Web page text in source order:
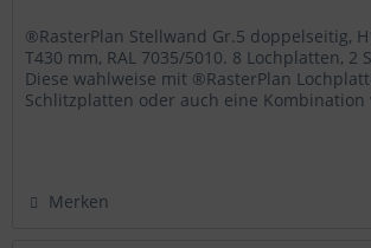
®RasterPlan Stellwand Gr.5 doppelseitig,
T430 mm, RAL 7035/5010. 8 Lochplatten, 2
Diese wahlweise mit ®RasterPlan
Schlitzplatten oder auch eine Kombination
Merken